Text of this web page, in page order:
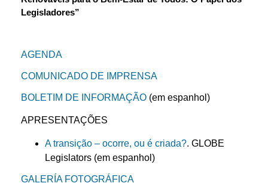
Legisladores”
AGENDA
COMUNICADO DE IMPRENSA
BOLETIM DE INFORMAÇÃO (em espanhol)
APRESENTAÇÕES
A transição – ocorre, ou é criada?. GLOBE
Legislators (em espanhol)
GALERÍA FOTOGRÁFICA